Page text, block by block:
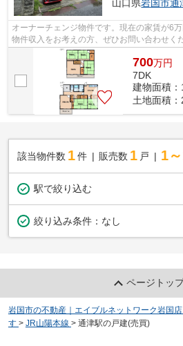
山口県岩国市通
オーナーチェンジ物件です。現在の家賃が6
物件収入をお考えの方、ぜひお問い合わせく
700万円
7DK
建物面積：
土地面積：
該当物件数 1件 販売数 1 戸 1
駅で絞り込む
絞り込み条件： なし
ページトッ
岩国市の不動産｜エイブルネットワーク岩国店
す > JR山陽本線 > 通津駅の戸建(売買)